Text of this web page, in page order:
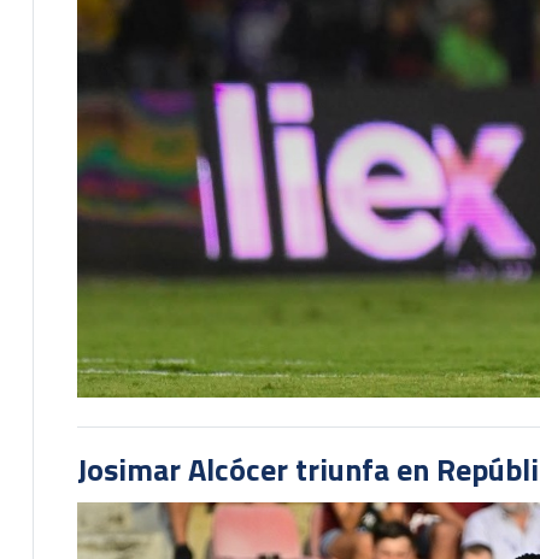
Josimar Alcócer triunfa en